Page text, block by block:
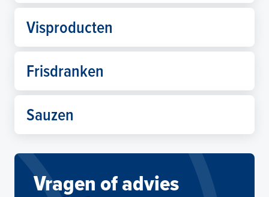
Visproducten
Frisdranken
Sauzen
Vragen of advies